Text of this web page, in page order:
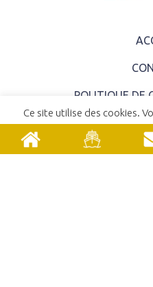
POLITIQUE DE
Ce site utilise des cookies.
ACCEPTER